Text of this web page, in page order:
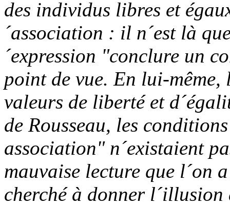
des individus libres et
´association : il n´est là
´expression "conclure un
point de vue. En lui-
valeurs de liberté et
de Rousseau, les
association" n´existaient
mauvaise lecture que l´on
cherché à donner